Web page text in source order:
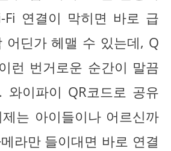
Fi 연결이 막히면 바로 급
어딘가 헤맬 수 있는데, Q
런 번거로운 순간이 말끔
와이파이 QR코드로 공유
는 아이들이나 어르신까
라만 들이대면 바로 연결